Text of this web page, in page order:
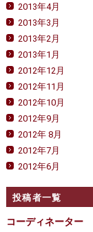
2013年4月
2013年3月
2013年2月
2013年1月
2012年12月
2012年11月
2012年10月
2012年9月
2012年 8月
2012年7月
2012年6月
投稿者一覧
コーディネーター